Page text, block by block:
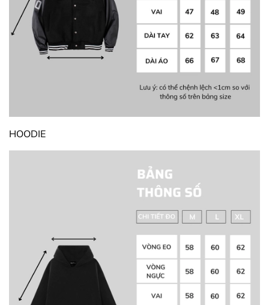
HOODIE